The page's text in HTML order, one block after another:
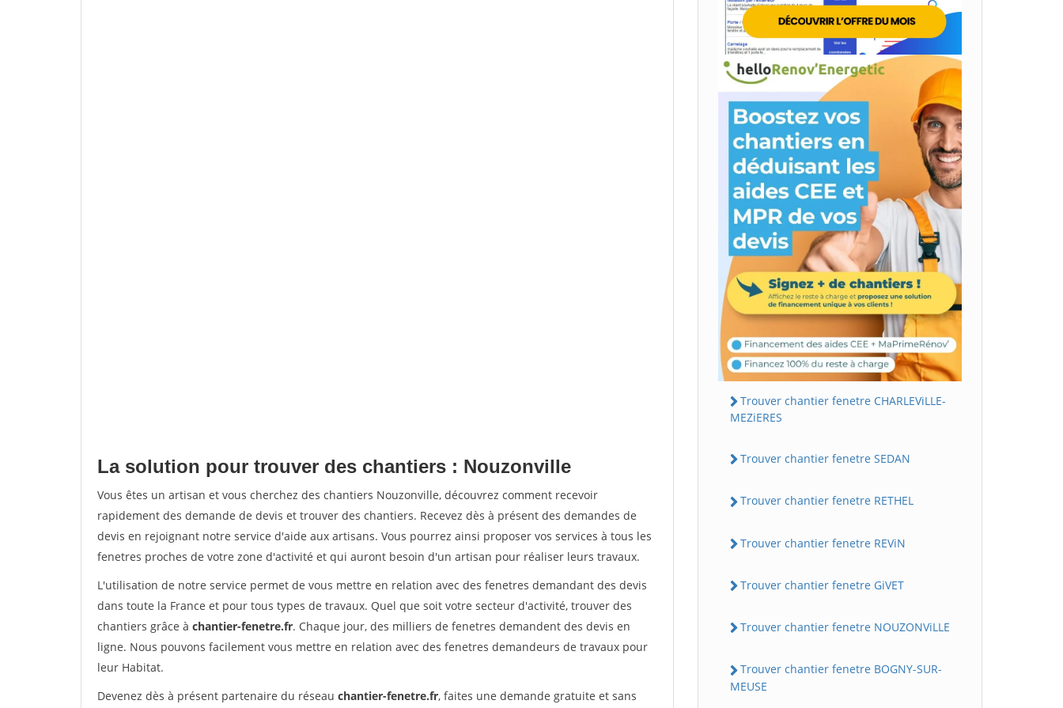
La solution pour trouver des chantiers : Nouzonville
Vous êtes un artisan et vous cherchez des chantiers Nouzonville, découvrez comment recevoir
rapidement des demande de devis et trouver des chantiers. Recevez dès à présent des demandes de
devis en rejoignant notre service d'aide aux artisans. Vous pourrez ainsi proposer vos services à tous les
fenetres proches de votre zone d'activité et qui auront besoin d'un artisan pour réaliser leurs travaux.
L'utilisation de notre service permet de vous mettre en relation avec des fenetres demandant des devis
dans toute la France et pour tous types de travaux. Quel que soit votre secteur d'activité, trouver des
chantiers grâce à chantier-fenetre.fr. Chaque jour, des milliers de fenetres demandent des devis en
ligne. Nous pouvons facilement vous mettre en relation avec des fenetres demandeurs de travaux pour
leur Habitat.
Devenez dès à présent partenaire du réseau chantier-fenetre.fr, faites une demande gratuite et sans
Trouver chantier fenetre CHARLEViLLE-
MEZiERES
Trouver chantier fenetre SEDAN
Trouver chantier fenetre RETHEL
Trouver chantier fenetre REViN
Trouver chantier fenetre GiVET
Trouver chantier fenetre NOUZONViLLE
Trouver chantier fenetre BOGNY-SUR-
MEUSE